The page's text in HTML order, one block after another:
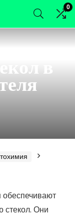
0
в
обеспечивают
стекол. Они